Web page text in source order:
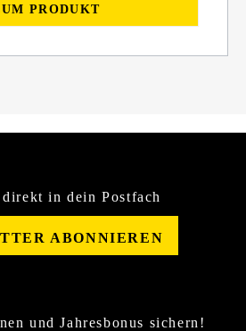
PRODUKT
direkt in dein Postfach
ABONNIEREN
und Jahresbonus sichern!